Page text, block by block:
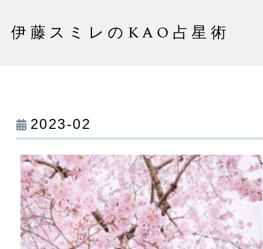
伊藤スミレのKAO占星術
2023-02